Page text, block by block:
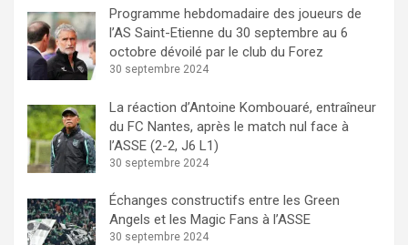
Programme hebdomadaire des joueurs de
l’AS Saint-Etienne du 30 septembre au 6
octobre dévoilé par le club du Forez
30 septembre 2024
La réaction d’Antoine Kombouaré, entraîneur
du FC Nantes, après le match nul face à
l’ASSE (2-2, J6 L1)
30 septembre 2024
Échanges constructifs entre les Green
Angels et les Magic Fans à l’ASSE
30 septembre 2024